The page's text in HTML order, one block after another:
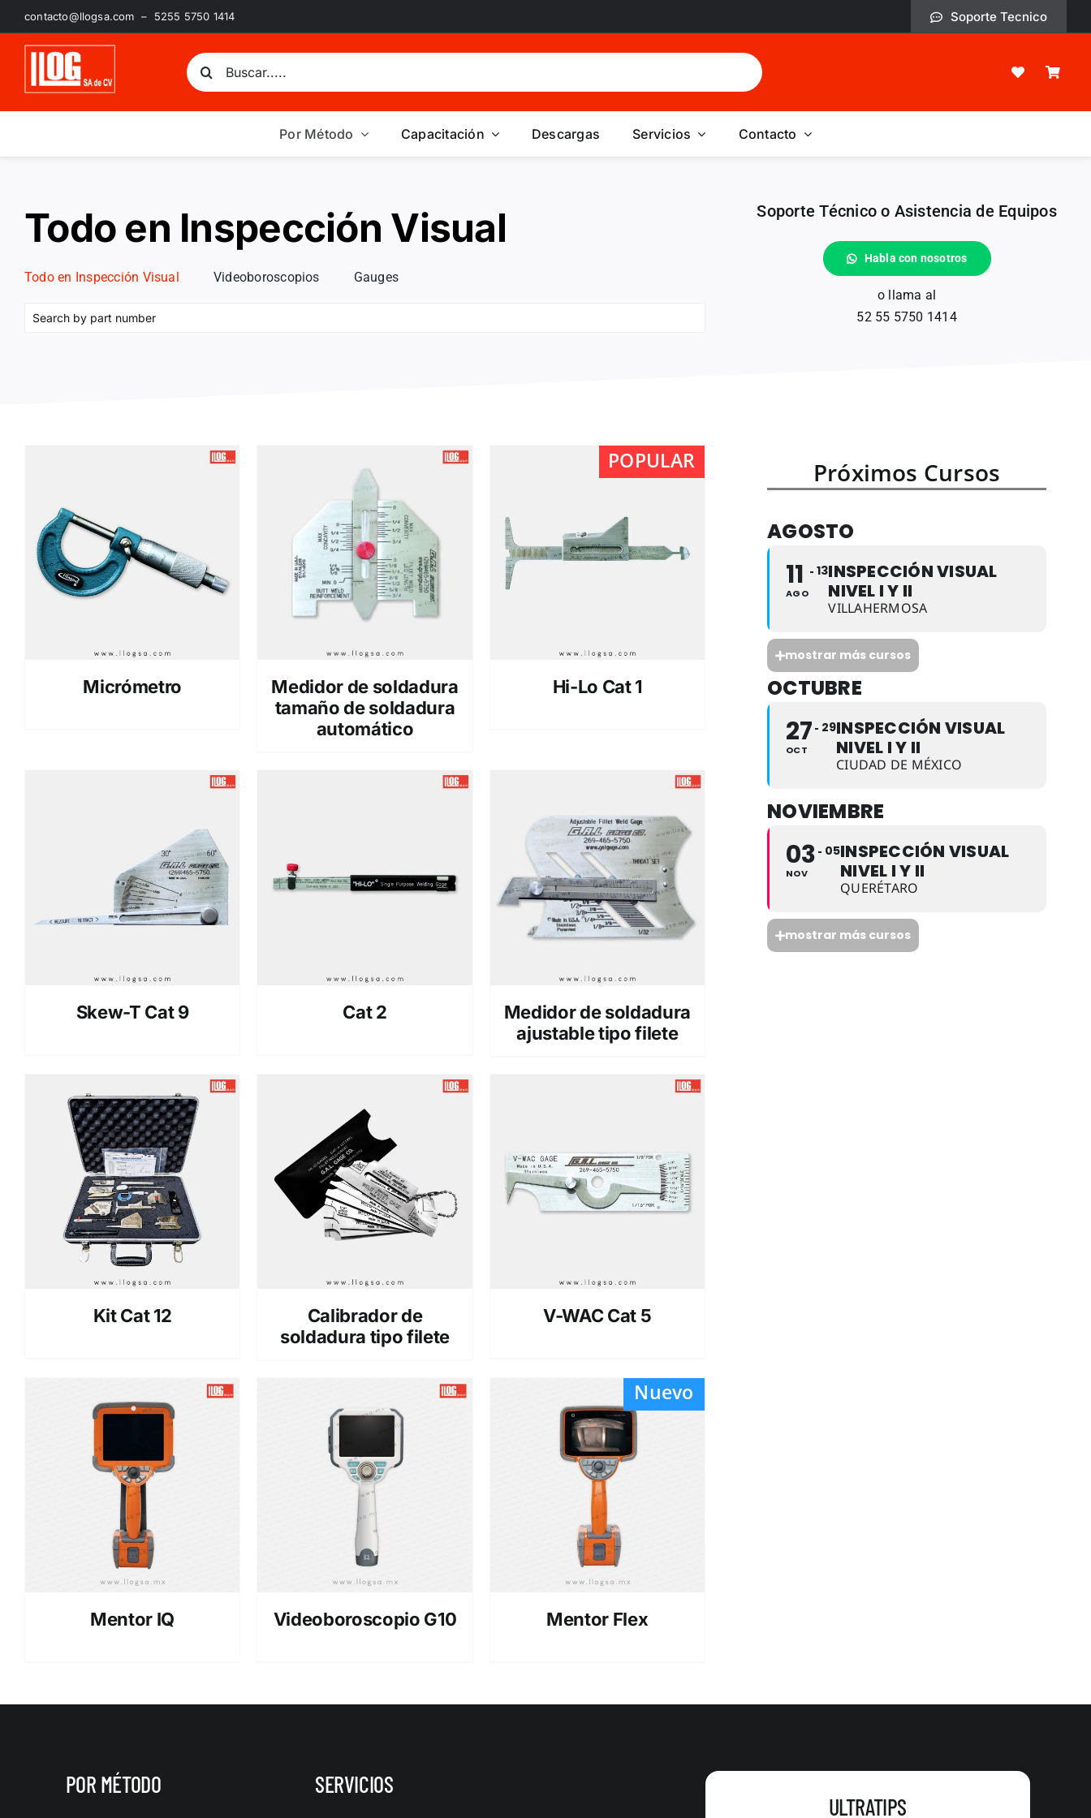
Saltar
al
contenido
contacto@llogsa.com – 5255 5750 1414 Soporte Tecnico
Buscar:
Por Método Capacitación Descargas Servicios Contacto
Todo en Inspección Visual
Todo en Inspección Visual Videoboroscopios Gauges
Soporte Técnico o Asistencia de Equipos
Habla con nosotros
o llama al
52 55 5750 1414
Micrómetro
Medidor de soldadura
tamaño de soldadura
automático
POPULAR
Hi-Lo Cat 1
Skew-T Cat 9 Cat 2
Medidor de soldadura
ajustable tipo filete
Kit Cat 12
Calibrador de
soldadura tipo filete
V-WAC Cat 5
Mentor IQ Videoboroscopio G10
Nuevo
Mentor Flex
Próximos Cursos
AGOSTO
11
AGO
13INSPECCIÓN VISUAL
NIVEL I Y II
VILLAHERMOSA
mostrar más cursos
OCTUBRE
27
OCT
29INSPECCIÓN VISUAL
NIVEL I Y II
CIUDAD DE MÉXICO
NOVIEMBRE
03
NOV
05INSPECCIÓN VISUAL
NIVEL I Y II
QUERÉTARO
mostrar más cursos
POR MÉTODO SERVICIOS
ULTRATIPS